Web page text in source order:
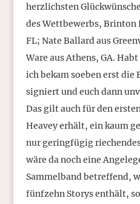
herzlichsten
des Wettbewerbs, Brinton
FL; Nate Ballard aus
Ware aus Athens, GA.
ich bekam soeben erst die
signiert und euch dann
Das gilt auch für den
Heavey erhält, ein kaum
nur geringfügig
wäre da noch eine
Sammelband betreffend,
fünfzehn Storys enthält,